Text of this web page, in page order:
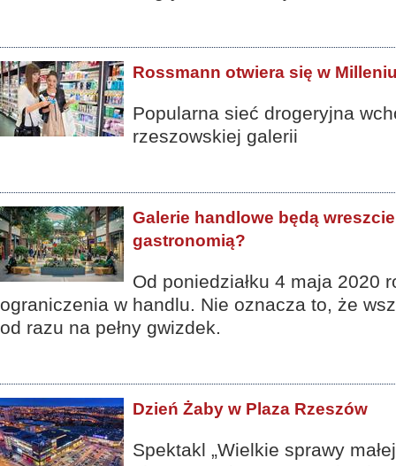
Rossmann otwiera się w
Popularna sieć drogeryjna
rzeszowskiej galerii
Galerie handlowe będą
gastronomią?
Od poniedziałku 4 maja 2020
ograniczenia w handlu. Nie oznacza to, że
od razu na pełny gwizdek.
Dzień Żaby w Plaza Rzeszów
Spektakl „Wielkie sprawy